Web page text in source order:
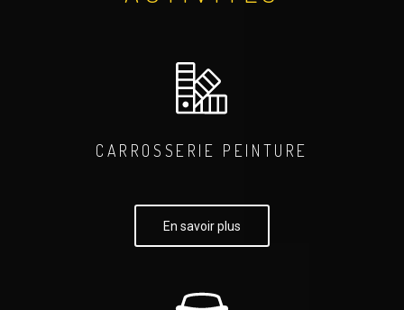
CARROSSERIE PEINTURE
En savoir plus